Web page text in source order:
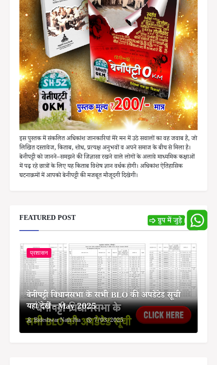
इस पुस्तक में संकलित अधिकांश जानकारियां मेरे मन में उठे सवालों का वह जवाब है, जो
लिखित दस्तावेज, किताब, शोध, प्रत्यक्ष अनुभवों व अपने समाज के बीच से मिला है।
बेनीपट्टी को जानने–समझने की जिज्ञासा रखने वाले लोगों के अलावे माध्यमिक कक्षाओं
में पढ़ रहे छात्रों के लिए यह किताब विशेष ज्ञान वर्धक होगी। अधिकांश ऐतिहासिक
घटनाक्रमों में आपको बेनीपट्टी की मजबूत मौजूदगी दिखेगी।
FEATURED POST
प्रशासन
बेनीपट्टी विधानसभा के सभी BLO की अपडेटेड सूची
यहां देखें - May 2025
Bideshwar Nath Jha 7/03/2025